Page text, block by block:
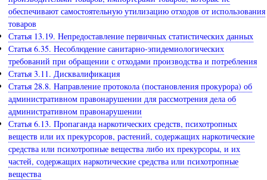
обеспечивают самостоятельную утилизацию отходов от использования
товаров
Статья 13.19. Непредоставление первичных статистических данных
Статья 6.35. Несоблюдение санитарно-эпидемиологических
требований при обращении с отходами производства и потребления
Статья 3.11. Дисквалификация
Статья 28.8. Направление протокола (постановления прокурора) об
административном правонарушении для рассмотрения дела об
административном правонарушении
Статья 6.13. Пропаганда наркотических средств, психотропных
веществ или их прекурсоров, растений, содержащих наркотические
средства или психотропные вещества либо их прекурсоры, и их
частей, содержащих наркотические средства или психотропные
вещества